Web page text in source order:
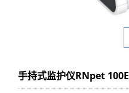
手持式监护仪RNpet 100E